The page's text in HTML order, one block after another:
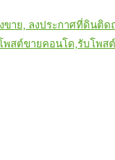
ขาย, ลงประกาศที่ดินติ
พสต์ขายคอนโด,รับโพส